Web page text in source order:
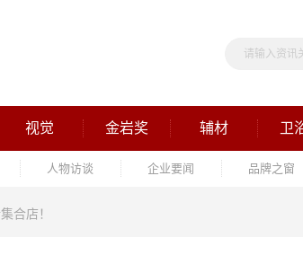
视觉 金岩奖 辅材 卫
人物访谈 企业要闻 品牌之窗
合店！